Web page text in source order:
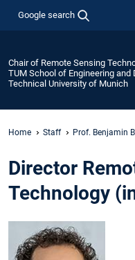
Google search
Chair of Remote Sensing
TUM School of Engineering and
Technical University of Munich
Home Staff Prof. Benjamin
Director
Technology